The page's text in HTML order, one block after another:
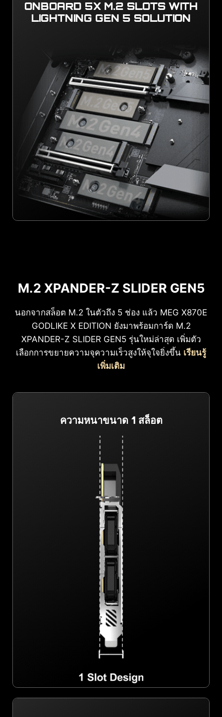
ONBOARD 5X M.2 SLOTS WITH
LIGHTNING GEN 5 SOLUTION
M.2 XPANDER-Z SLIDER GEN5
นอกจากสล็อต M.2 ในตัวถึง 5 ช่อง แล้ว MEG X870E
GODLIKE X EDITION ยังมาพร้อมการ์ด M.2
XPANDER-Z SLIDER GEN5 รุ่นใหม่ล่าสุด เพิ่มตัว
เลือกการขยายความจุความเร็วสูงให้จุใจยิ่งขึ้น เรียนรู้
เพิ่มเติม
ความหนาขนาด 1 สล็อต